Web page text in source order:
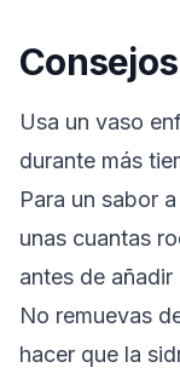
Usa un vaso
durante más
Para un sabor
unas cuantas
antes de
No remuevas
hacer que la